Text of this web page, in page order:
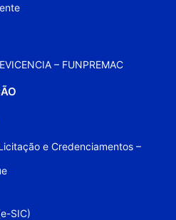
– FUNPREMAC
e Credenciamentos –
SIC)